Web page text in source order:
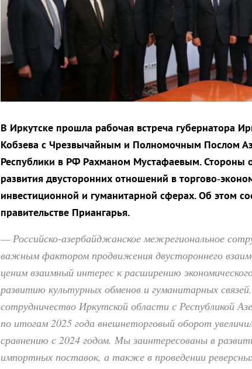
В Иркутске прошла рабочая встреча губернатора
Кобзева с Чрезвычайным и Полномочным Послом
Республики в РФ Рахманом Мустафаевым. Стороны
развития двусторонних отношений в
инвестиционной и гуманитарной сферах. Об этом
правительстве Приангарья.
— Российско-азербайджанское межрегиональное
важным фактором продвижения двустороннего
ценим взаимный интерес к расширению
развитию культурных обменов и гуманитарных связей.
сотрудничество Иркутской области с Республикой
по итогам 2025 года внешнеторговый оборот
сравнению с 2024 годом. Мы заинтересованы в
импортных поставок, а также в проведении